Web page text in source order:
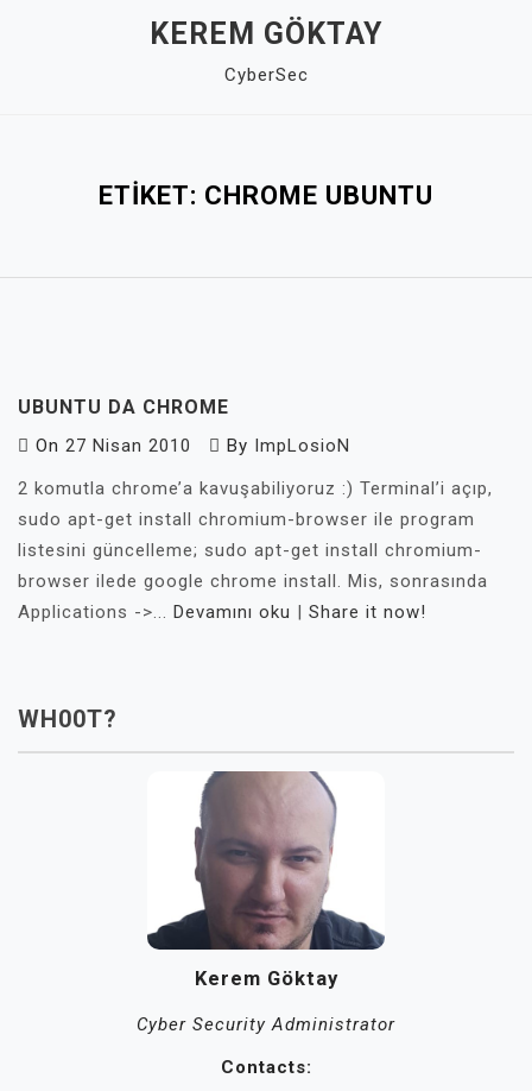
KEREM GÖKTAY
CyberSec
ETIKET: CHROME UBUNTU
UBUNTU DA CHROME
On 27 Nisan 2010 By ImpLosioN
2 komutla chrome’a kavuşabiliyoruz :) Terminal’i açıp,
sudo apt-get install chromium-browser ile program
listesini güncelleme; sudo apt-get install chromium-
browser ilede google chrome install. Mis, sonrasında
Applications ->... Devamını oku | Share it now!
WH00T?
Kerem Göktay
Cyber Security Administrator
Contacts: